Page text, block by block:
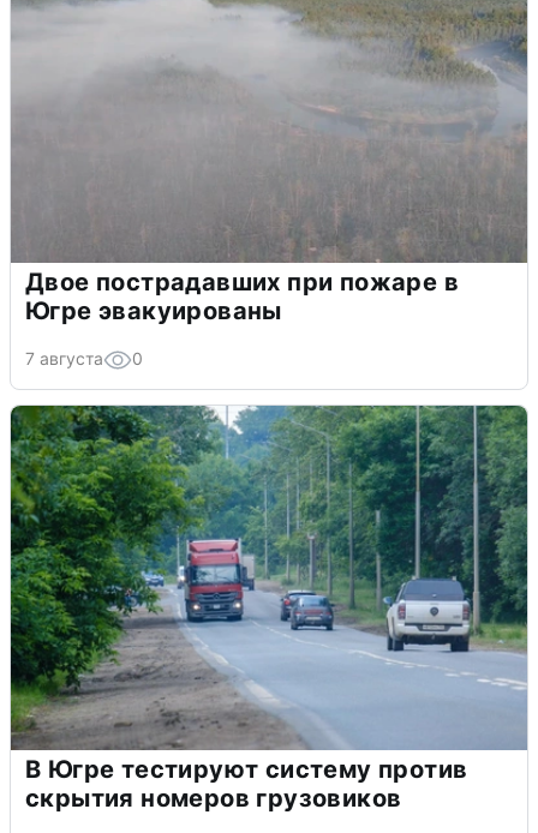
Двое пострадавших при пожаре в
Югре эвакуированы
7 августа 0
В Югре тестируют систему против
скрытия номеров грузовиков